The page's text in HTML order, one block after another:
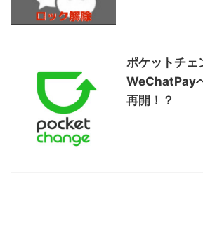
ポケットチェ
WeChatPay
再開！？